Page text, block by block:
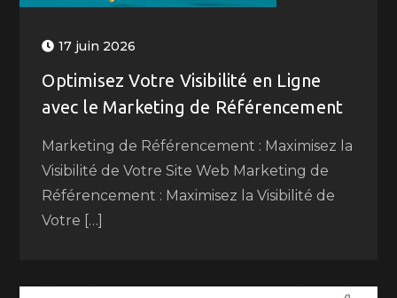
17 juin 2026
Optimisez Votre Visibilité en Ligne
avec le Marketing de Référencement
Marketing de Référencement : Maximisez la
Visibilité de Votre Site Web Marketing de
Référencement : Maximisez la Visibilité de
Votre […]